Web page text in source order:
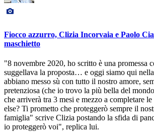
Fiocco azzurro, Clizia Incorvaia e Paolo
maschietto
"8 novembre 2020, ho scritto è una promessa
suggellava la proposta… e oggi siamo qui nella
abbiano messo sù con tutto il nostro amore,
pretenziosa (che io trovo la più bella del
che arriverà tra 3 mesi e mezzo a completare
else? Ti prometto che proteggerò sempre il
famiglia" scrive Clizia postando la sfida di
io proteggerò voi", replica lui.